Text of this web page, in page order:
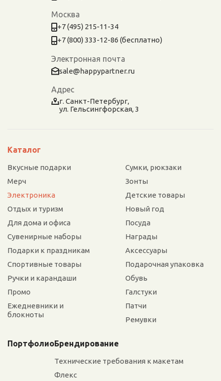
Москва
+7 (495) 215-11-34
+7 (800) 333-12-86 (бесплатно)
Электронная почта
sale@happypartner.ru
Адрес
г. Санкт-Петербург,
ул. Гельсингфорская, 3
Каталог
Вкусные подарки
Мерч
Электроника
Отдых и туризм
Для дома и офиса
Сувенирные наборы
Подарки к праздникам
Спортивные товары
Ручки и карандаши
Промо
Ежедневники и
блокноты
Сумки, рюкзаки
Зонты
Детские товары
Новый год
Посуда
Награды
Аксессуары
Подарочная упаковка
Обувь
Галстуки
Патчи
Ремувки
ПортфолиоБрендирование
Технические требования к макетам
Флекс